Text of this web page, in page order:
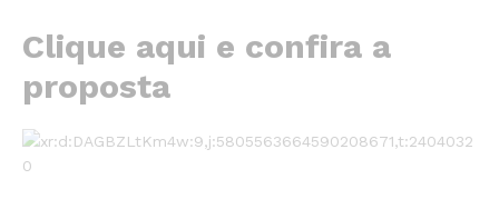
Clique aqui e confira a
proposta